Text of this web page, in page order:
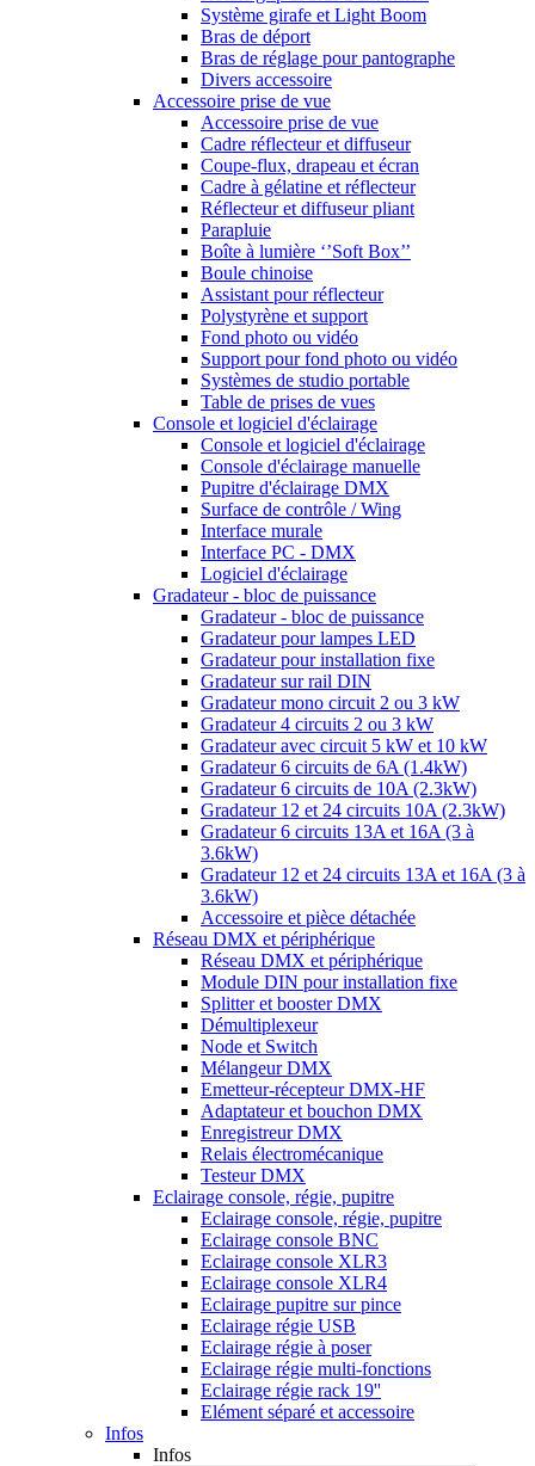
Système girafe et Light Boom
Bras de déport
Bras de réglage pour pantographe
Divers accessoire
Accessoire prise de vue
Accessoire prise de vue
Cadre réflecteur et diffuseur
Coupe-flux, drapeau et écran
Cadre à gélatine et réflecteur
Réflecteur et diffuseur pliant
Parapluie
Boîte à lumière ‘’Soft Box’’
Boule chinoise
Assistant pour réflecteur
Polystyrène et support
Fond photo ou vidéo
Support pour fond photo ou vidéo
Systèmes de studio portable
Table de prises de vues
Console et logiciel d'éclairage
Console et logiciel d'éclairage
Console d'éclairage manuelle
Pupitre d'éclairage DMX
Surface de contrôle / Wing
Interface murale
Interface PC - DMX
Logiciel d'éclairage
Gradateur - bloc de puissance
Gradateur - bloc de puissance
Gradateur pour lampes LED
Gradateur pour installation fixe
Gradateur sur rail DIN
Gradateur mono circuit 2 ou 3 kW
Gradateur 4 circuits 2 ou 3 kW
Gradateur avec circuit 5 kW et 10 kW
Gradateur 6 circuits de 6A (1.4kW)
Gradateur 6 circuits de 10A (2.3kW)
Gradateur 12 et 24 circuits 10A (2.3kW)
Gradateur 6 circuits 13A et 16A (3 à
3.6kW)
Gradateur 12 et 24 circuits 13A et 16A (3 à
3.6kW)
Accessoire et pièce détachée
Réseau DMX et périphérique
Réseau DMX et périphérique
Module DIN pour installation fixe
Splitter et booster DMX
Démultiplexeur
Node et Switch
Mélangeur DMX
Emetteur-récepteur DMX-HF
Adaptateur et bouchon DMX
Enregistreur DMX
Relais électromécanique
Testeur DMX
Eclairage console, régie, pupitre
Eclairage console, régie, pupitre
Eclairage console BNC
Eclairage console XLR3
Eclairage console XLR4
Eclairage pupitre sur pince
Eclairage régie USB
Eclairage régie à poser
Eclairage régie multi-fonctions
Eclairage régie rack 19''
Elément séparé et accessoire
Infos
Infos